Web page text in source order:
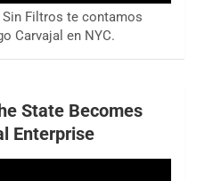
Filtros te contamos
Carvajal en NYC.
State Becomes
Enterprise